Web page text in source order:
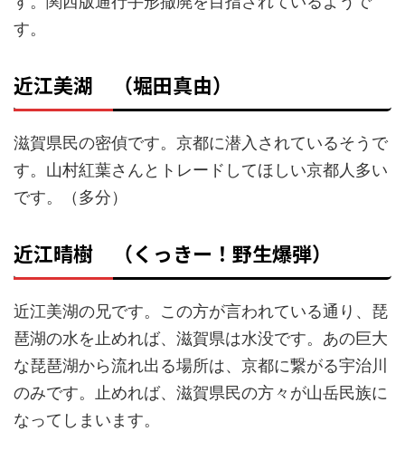
す。
近江美湖 （堀田真由）
滋賀県民の密偵です。京都に潜入されているそうで
す。山村紅葉さんとトレードしてほしい京都人多い
です。（多分）
近江晴樹 （くっきー！野生爆弾）
近江美湖の兄です。この方が言われている通り、琵
琶湖の水を止めれば、滋賀県は水没です。あの巨大
な琵琶湖から流れ出る場所は、京都に繋がる宇治川
のみです。止めれば、滋賀県民の方々が山岳民族に
なってしまいます。